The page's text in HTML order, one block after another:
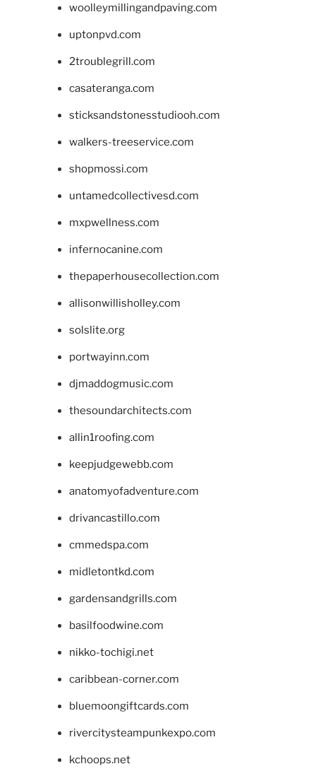
woolleymillingandpaving.com
uptonpvd.com
2troublegrill.com
casateranga.com
sticksandstonesstudiooh.com
walkers-treeservice.com
shopmossi.com
untamedcollectivesd.com
mxpwellness.com
infernocanine.com
thepaperhousecollection.com
allisonwillisholley.com
solslite.org
portwayinn.com
djmaddogmusic.com
thesoundarchitects.com
allin1roofing.com
keepjudgewebb.com
anatomyofadventure.com
drivancastillo.com
cmmedspa.com
midletontkd.com
gardensandgrills.com
basilfoodwine.com
nikko-tochigi.net
caribbean-corner.com
bluemoongiftcards.com
rivercitysteampunkexpo.com
kchoops.net